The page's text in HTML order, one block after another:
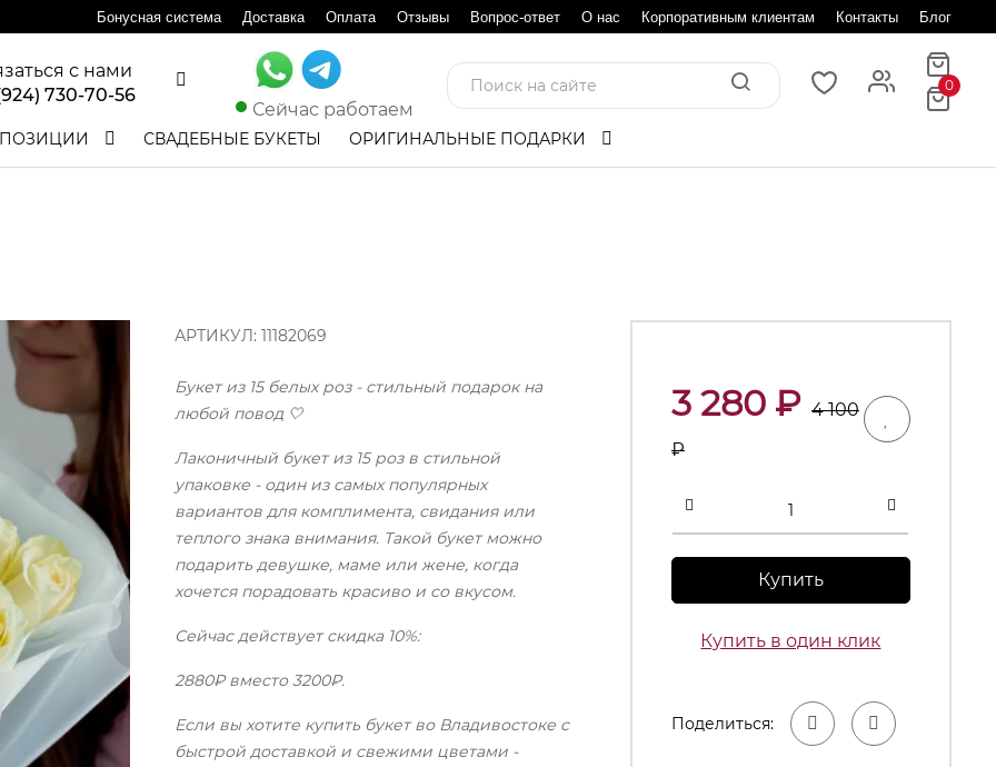
Бонусная система Доставка Оплата Отзывы Вопрос-ответ О нас Корпоративным клиентам Контакты Блог
с нами
730-70-56
Сейчас работаем
0
СВАДЕБНЫЕ БУКЕТЫ ОРИГИНАЛЬНЫЕ ПОДАРКИ
АРТИКУЛ: 11182069
Букет из 15 белых роз - стильный подарок на
любой повод 🤍
Лаконичный букет из 15 роз в стильной
упаковке - один из самых популярных
вариантов для комплимента, свидания или
теплого знака внимания. Такой букет можно
подарить девушке, маме или жене, когда
хочется порадовать красиво и со вкусом.
Сейчас действует скидка 10%:
2880₽ вместо 3200₽.
Если вы хотите купить букет во Владивостоке с
быстрой доставкой и свежими цветами -
3 280₽ 4 100
₽
Купить
Купить в один клик
Поделиться: